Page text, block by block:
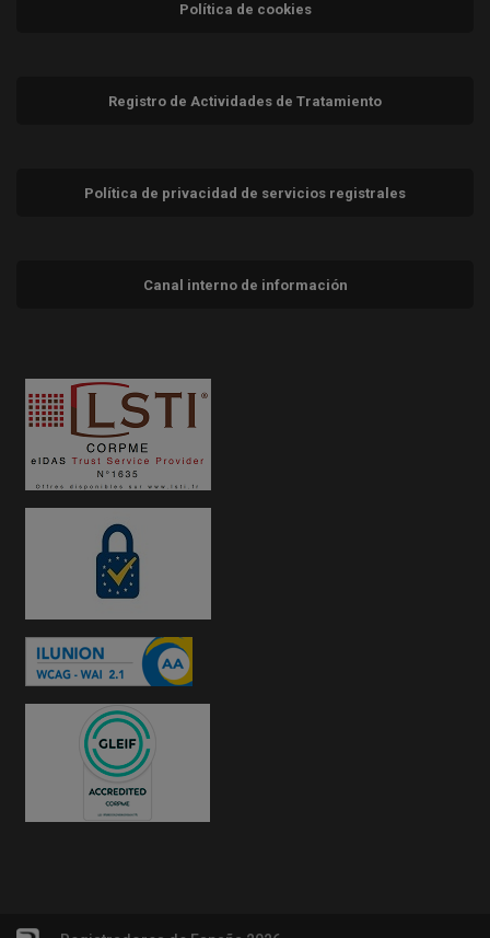
Política de cookies
Registro de Actividades de Tratamiento
Política de privacidad de servicios registrales
Canal interno de información